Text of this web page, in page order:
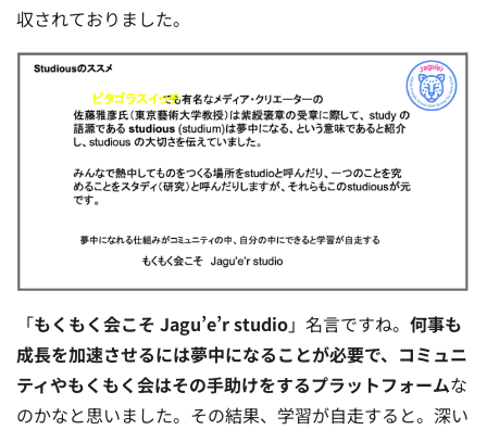
収されておりました。
「もくもく会こそ Jagu’e’r studio」名言ですね。 何事も
成長を加速させるには夢中になることが必要で、コミュニ
ティやもくもく会はその手助けをするプラットフォームな
のかなと思いました。その結果、学習が自走すると。深い